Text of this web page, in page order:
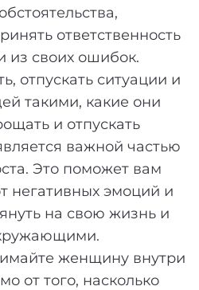
ответственность
из своих ошибок.
отпускать ситуации и
такими, какие они
и отпускать
важной частью
Это поможет вам
негативных эмоций и
на свою жизнь и
женщину внутри
от того, насколько